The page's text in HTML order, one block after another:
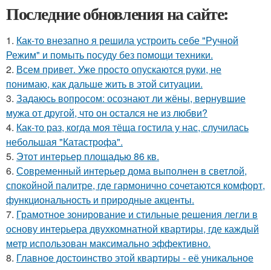
Последние обновления на сайте:
1. Как-то внезапно я решила устроить себе "Ручной
Режим" и помыть посуду без помощи техники.
2. Всем привет. Уже просто опускаются руки, не
понимаю, как дальше жить в этой ситуации.
3. Задаюсь вопросом: осознают ли жёны, вернувшие
мужа от другой, что он остался не из любви?
4. Как-то раз, когда моя тёща гостила у нас, случилась
небольшая "Катастрофа".
5. Этот интерьер площадью 86 кв.
6. Современный интерьер дома выполнен в светлой,
спокойной палитре, где гармонично сочетаются комфорт,
функциональность и природные акценты.
7. Грамотное зонирование и стильные решения легли в
основу интерьера двухкомнатной квартиры, где каждый
метр использован максимально эффективно.
8. Главное достоинство этой квартиры - её уникальное